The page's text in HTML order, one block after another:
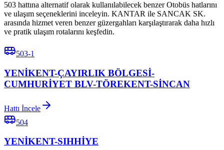
503 hattına alternatif olarak kullanılabilecek benzer Otobüs hatlarını
ve ulaşım seçeneklerini inceleyin. KANTAR ile SANCAK SK.
arasında hizmet veren benzer güzergahları karşılaştırarak daha hızlı
ve pratik ulaşım rotalarını keşfedin.
503-1
YENİKENT-ÇAYIRLIK BÖLGESİ-
CUMHURİYET BLV-TÖREKENT-SİNCAN
Hattı İncele
504
YENİKENT-SIHHİYE